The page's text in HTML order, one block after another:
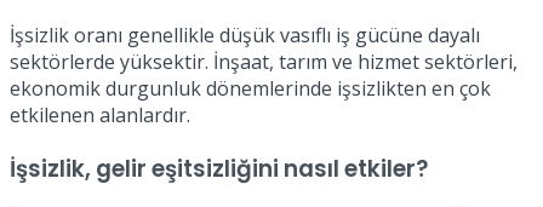
İşsizlik oranı genellikle düşük vasıflı iş gücüne dayalı
sektörlerde yüksektir. İnşaat, tarım ve hizmet sektörleri,
ekonomik durgunluk dönemlerinde işsizlikten en çok
etkilenen alanlardır.
İşsizlik, gelir eşitsizliğini nasıl etkiler?